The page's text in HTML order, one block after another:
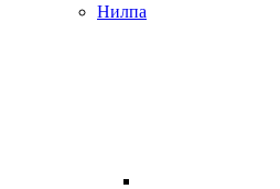
Нилпа